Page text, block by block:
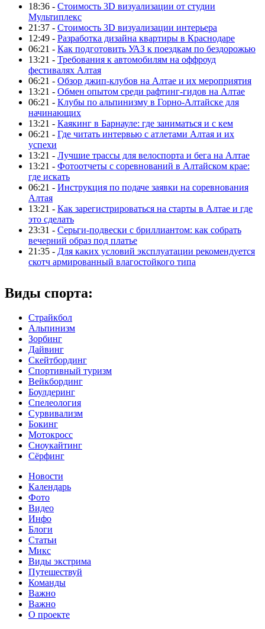
18:36 - Стоимость 3D визуализации от студии
Мультиплекс
21:37 - Стоимость 3D визуализации интерьера
12:49 - Разработка дизайна квартиры в Краснодаре
06:21 - Как подготовить УАЗ к поездкам по бездорожью
13:21 - Требования к автомобилям на оффроуд
фестивалях Алтая
06:21 - Обзор джип-клубов на Алтае и их мероприятия
13:21 - Обмен опытом среди рафтинг-гидов на Алтае
06:21 - Клубы по альпинизму в Горно-Алтайске для
начинающих
13:21 - Каякинг в Барнауле: где заниматься и с кем
06:21 - Где читать интервью с атлетами Алтая и их
успехи
13:21 - Лучшие трассы для велоспорта и бега на Алтае
13:21 - Фотоотчеты с соревнований в Алтайском крае:
где искать
06:21 - Инструкция по подаче заявки на соревнования
Алтая
13:21 - Как зарегистрироваться на старты в Алтае и где
это сделать
23:31 - Серьги-подвески с бриллиантом: как собрать
вечерний образ под платье
21:35 - Для каких условий эксплуатации рекомендуется
скотч армированный влагостойкого типа
Виды спорта:
Страйкбол
Альпинизм
Зорбинг
Дайвинг
Скейтбординг
Спортивный туризм‎
Вейкбординг
Боулдеринг
Спелеология
Сурвивализм
Бокинг
Мотокросс
Сноукайтинг
Сёрфинг
Новости
Календарь
Фото
Видео
Инфо
Блоги
Статьи
Микс
Виды экстрима
Путешествуй
Команды
Важно
Важно
О проекте